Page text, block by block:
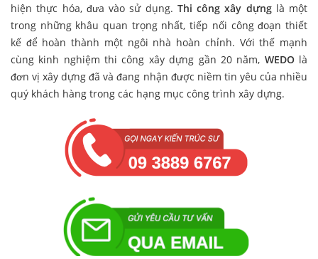
hiện thực hóa, đưa vào sử dụng. Thi công xây dựnglà một
trong những khâu quan trọng nhất, tiếp nối công đoạn thiết
kế để hoàn thành một ngôi nhà hoàn chỉnh. Với thế mạnh
cùng kinh nghiệm thi công xây dựng gần 20 năm, WEDOlà
đơn vị xây dựng đã và đang nhận được niềm tin yêu của nhiều
quý khách hàng trong các hạng mục công trình xây dựng.